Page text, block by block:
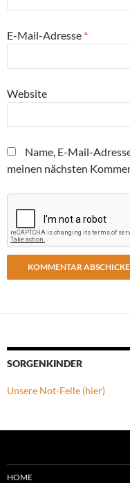
E-Mail-Adresse *
Website
Name, E-Mail-
meinen nächsten
SORGENKINDER
Unsere Not-Felle (hier)
HOME